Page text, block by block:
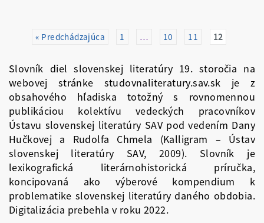
« Predchádzajúca 1 … 10 11 12
Slovník diel slovenskej literatúry 19. storočia na
webovej stránke studovnaliteratury.sav.sk je z
obsahového hľadiska totožný s rovnomennou
publikáciou kolektívu vedeckých pracovníkov
Ústavu slovenskej literatúry SAV pod vedením Dany
Hučkovej a Rudolfa Chmela (Kalligram – Ústav
slovenskej literatúry SAV, 2009). Slovník je
lexikografická literárnohistorická príručka,
koncipovaná ako výberové kompendium k
problematike slovenskej literatúry daného obdobia.
Digitalizácia prebehla v roku 2022.